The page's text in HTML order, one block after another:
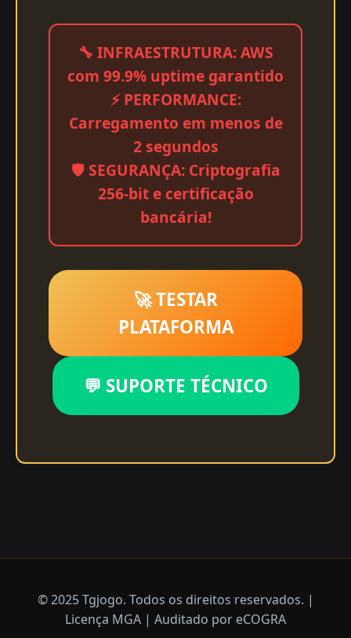
🔧 INFRAESTRUTURA: AWS
com 99.9% uptime garantido
⚡ PERFORMANCE:
Carregamento em menos de
2 segundos
🛡️ SEGURANÇA: Criptografia
256-bit e certificação
bancária!
🚀 TESTAR
PLATAFORMA
💬 SUPORTE TÉCNICO
© 2025 Tgjogo. Todos os direitos reservados. |
Licença MGA | Auditado por eCOGRA